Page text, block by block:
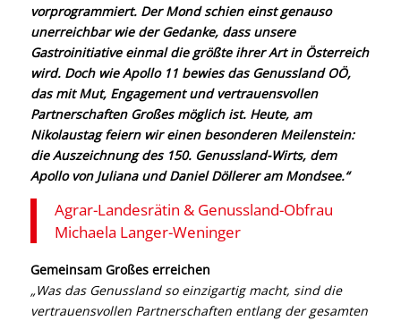
vorprogrammiert. Der Mond schien einst genauso
unerreichbar wie der Gedanke, dass unsere
Gastroinitiative einmal die größte ihrer Art in Österreich
wird. Doch wie Apollo 11 bewies das Genussland OÖ,
das mit Mut, Engagement und vertrauensvollen
Partnerschaften Großes möglich ist. Heute, am
Nikolaustag feiern wir einen besonderen Meilenstein:
die Auszeichnung des 150. Genussland-Wirts, dem
Apollo von Juliana und Daniel Döllerer am Mondsee.“
Agrar-Landesrätin & Genussland-Obfrau
Michaela Langer-Weninger
Gemeinsam Großes erreichen
„Was das Genussland so einzigartig macht, sind die
vertrauensvollen Partnerschaften entlang der gesamten